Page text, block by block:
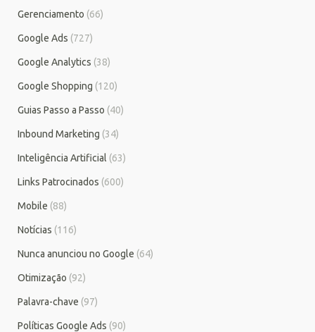
Gerenciamento (66)
Google Ads (727)
Google Analytics (38)
Google Shopping (120)
Guias Passo a Passo (40)
Inbound Marketing (34)
Inteligência Artificial (63)
Links Patrocinados (600)
Mobile (88)
Notícias (116)
Nunca anunciou no Google (64)
Otimização (92)
Palavra-chave (97)
Políticas Google Ads (90)